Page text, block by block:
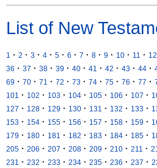
List of New
1 · 2 · 3 · 4 · 5 · 6 · 7 · 8 · 9 · 10 · 11 · 12
36 · 37 · 38 · 39 · 40 · 41 · 42 · 43 · 44 ·
69 · 70 · 71 · 72 · 73 · 74 · 75 · 76 · 77 ·
101
· 102 · 103 · 104 · 105 · 106 · 107 ·
127 · 128 · 129 · 130 · 131 · 132 · 133 ·
153 · 154 · 155 · 156 · 157 · 158 · 159 ·
179 · 180 · 181 · 182 · 183 · 184 · 185 ·
205 · 206 · 207 · 208 · 209 · 210 · 211 ·
231
· 232 · 233 · 234 · 235 · 236 · 237 ·